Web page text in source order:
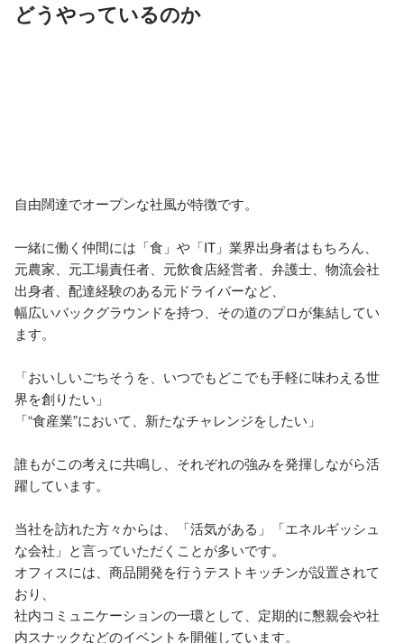
どうやっているのか
自由闊達でオープンな社風が特徴です。
一緒に働く仲間には「食」や「IT」業界出身者はもちろん、
元農家、元工場責任者、元飲食店経営者、弁護士、物流会社
出身者、配達経験のある元ドライバーなど、
幅広いバックグラウンドを持つ、その道のプロが集結してい
ます。
「おいしいごちそうを、いつでもどこでも手軽に味わえる世
界を創りたい」
「“食産業”において、新たなチャレンジをしたい」
誰もがこの考えに共鳴し、それぞれの強みを発揮しながら活
躍しています。
当社を訪れた方々からは、「活気がある」「エネルギッシュ
な会社」と言っていただくことが多いです。
オフィスには、商品開発を行うテストキッチンが設置されて
おり、
社内コミュニケーションの一環として、定期的に懇親会や社
内スナックなどのイベントを開催しています。